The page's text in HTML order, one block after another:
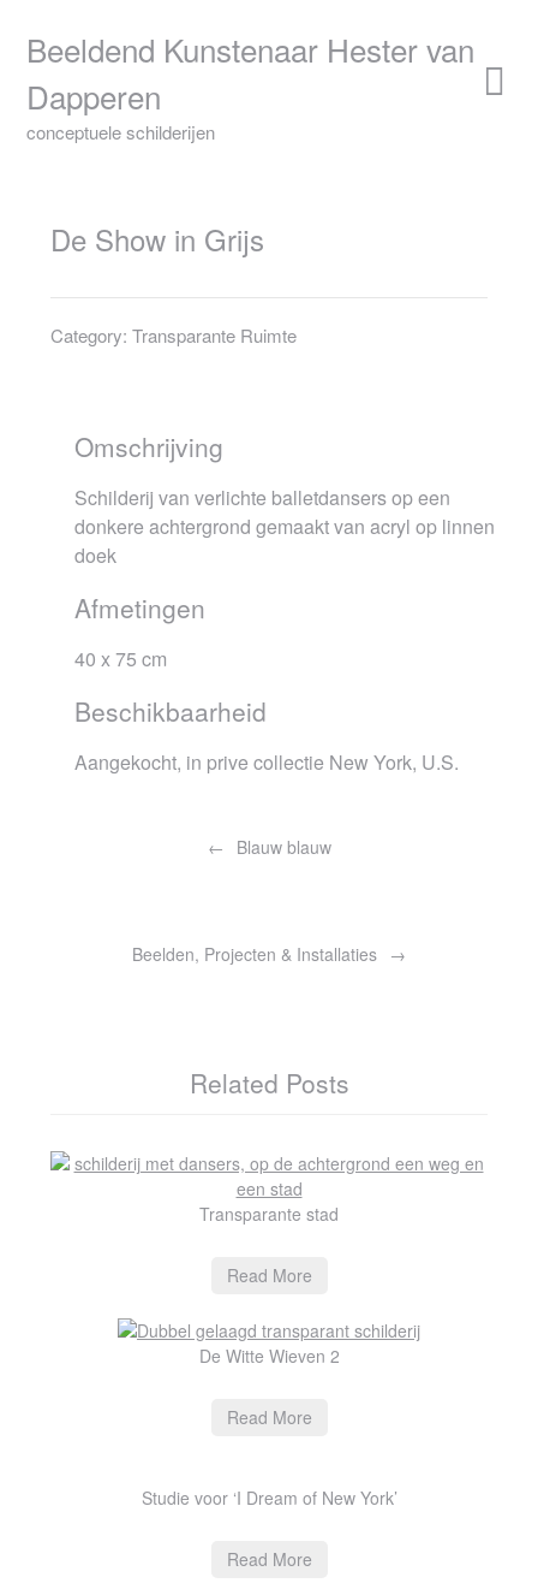
contentBeeldend Kunstenaar Hester van
Dapperen
conceptuele schilderijen
De Show in Grijs
Category:Transparante Ruimte
Omschrijving
Schilderij van verlichte balletdansers op een
donkere achtergrond gemaakt van acryl op linnen
doek
Afmetingen
40 x 75 cm
Beschikbaarheid
Aangekocht, in prive collectie New York, U.S.
Blauw blauw
Beelden, Projecten & Installaties
Related Posts
Transparante stad
Read More
De Witte Wieven 2
Read More
Studie voor ‘I Dream of New York’
Read More